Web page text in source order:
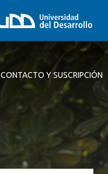
CONTACTO Y SUSCRIPCIÓN